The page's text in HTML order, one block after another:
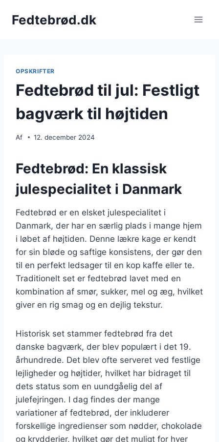
Fedtebrød.dk
OPSKRIFTER
Fedtebrød til jul: Festligt
bagværk til højtiden
Af 12. december 2024
Fedtebrød: En klassisk
julespecialitet i Danmark
Fedtebrød er en elsket julespecialitet i
Danmark, der har en særlig plads i mange hjem
i løbet af højtiden. Denne lækre kage er kendt
for sin bløde og saftige konsistens, der gør den
til en perfekt ledsager til en kop kaffe eller te.
Traditionelt set er fedtebrød lavet med en
kombination af smør, sukker, mel og æg, hvilket
giver en rig smag og en dejlig tekstur.
Historisk set stammer fedtebrød fra det
danske bagværk, der blev populært i det 19.
århundrede. Det blev ofte serveret ved festlige
lejligheder og højtider, hvilket har bidraget til
dets status som en uundgåelig del af
julefejringen. I dag findes der mange
variationer af fedtebrød, der inkluderer
forskellige ingredienser som nødder, chokolade
og krydderier, hvilket gør det muligt for hver